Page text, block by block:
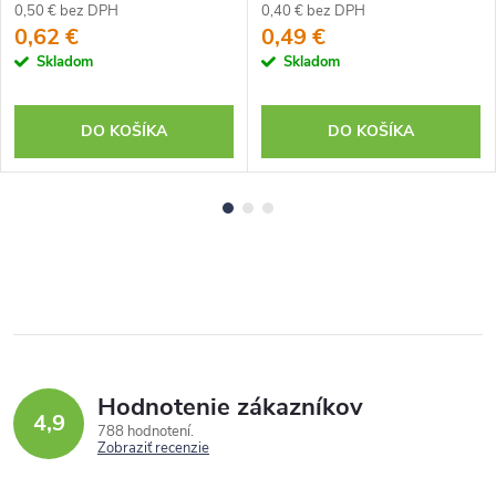
0,50 € bez DPH
0,62 €
Skladom
DO KOŠÍKA
0,40 € bez DPH
0,49 €
Skladom
DO KOŠÍKA
4,9 Hodnotenie zákazníkov
788 hodnotení
Zobraziť recenzie